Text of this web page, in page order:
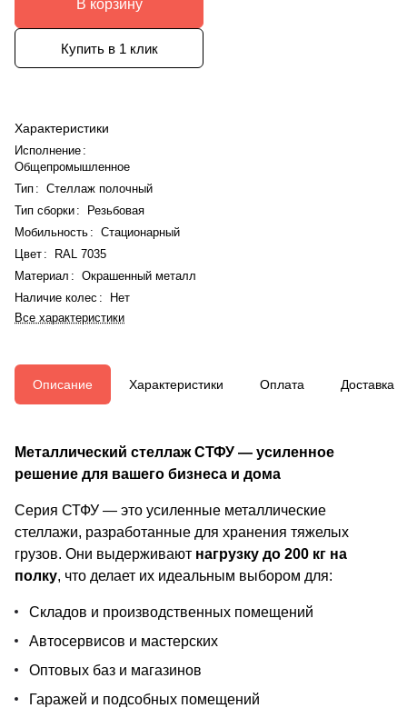
В корзину
Купить в 1 клик
Характеристики
Исполнение :
Общепромышленное
Тип : Стеллаж полочный
Тип сборки:
Резьбовая
Мобильность : Стационарный
Цвет :
RAL 7035
Материал : Окрашенный металл
Наличие колес :
Нет
Все характеристики
Описание Характеристики Оплата Доставка
Металлический стеллаж СТФУ — усиленное
решение для вашего бизнеса и дома
Серия СТФУ — это усиленные металлические
стеллажи, разработанные для хранения тяжелых
грузов. Они выдерживают нагрузку до 200 кг на
полку, что делает их идеальным выбором для:
Складов и производственных помещений
Автосервисов и мастерских
Оптовых баз и магазинов
Гаражей и подсобных помещений